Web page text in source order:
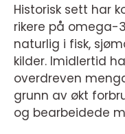
Historisk sett har
rikere på omega-
naturlig i fisk,
kilder. Imidlertid
overdreven
grunn av økt
og bearbeidede